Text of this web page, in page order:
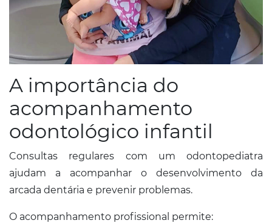
A importância do
acompanhamento
odontológico infantil
Consultas regulares com um odontopediatra
ajudam a acompanhar o desenvolvimento da
arcada dentária e prevenir problemas.
O acompanhamento profissional permite: